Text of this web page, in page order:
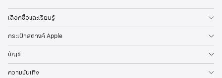
เลือกซื้อและเรียนรู้
กระเป๋าสตางค์ Apple
บัญชี
ความบันเทิง